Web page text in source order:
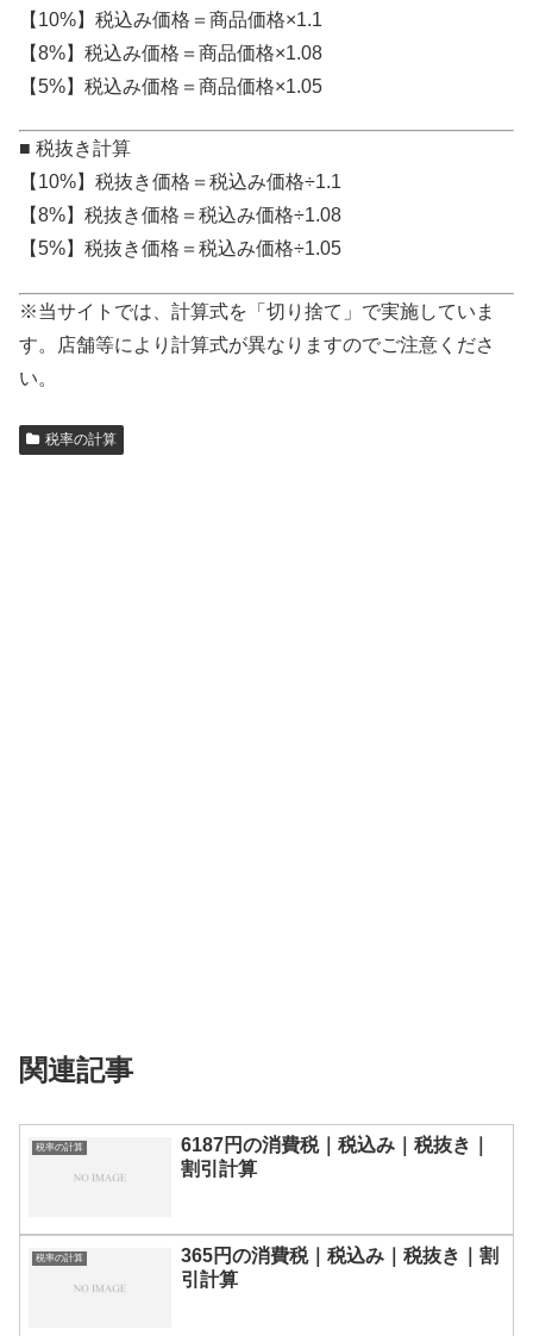
【10%】税込み価格＝商品価格×1.1
【8%】税込み価格＝商品価格×1.08
【5%】税込み価格＝商品価格×1.05
■ 税抜き計算
【10%】税抜き価格＝税込み価格÷1.1
【8%】税抜き価格＝税込み価格÷1.08
【5%】税抜き価格＝税込み価格÷1.05
※当サイトでは、計算式を「切り捨て」で実施していま
す。店舗等により計算式が異なりますのでご注意くださ
い。
税率の計算
関連記事
税率の計算
6187円の消費税｜税込み｜税抜き｜
割引計算
税率の計算
365円の消費税｜税込み｜税抜き｜割
引計算